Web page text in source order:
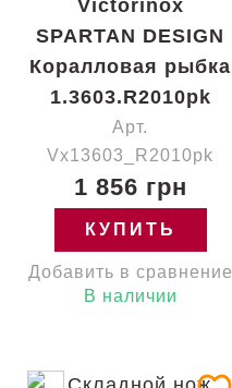
Victorinox
SPARTAN DESIGN
Коралловая рыбка
1.3603.R2010pk
Арт.
Vx13603_R2010pk
1 856 грн
КУПИТЬ
Добавить в сравнение
В наличии